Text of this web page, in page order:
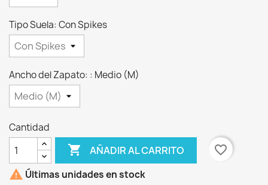
Tipo Suela: Con Spikes
Ancho del Zapato: : Medio (M)
Cantidad
 AÑADIR AL CARRITO
favorite_border
 Últimas unidades en stock